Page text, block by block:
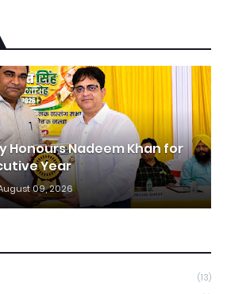
Honours Nadeem Khan for
Year
09, 2026
(13)